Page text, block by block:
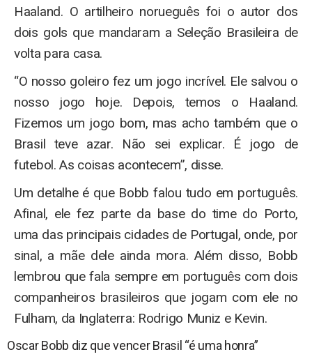
Haaland. O artilheiro norueguês foi o autor dos
dois gols que mandaram a Seleção Brasileira de
volta para casa.
“O nosso goleiro fez um jogo incrível. Ele salvou o
nosso jogo hoje. Depois, temos o Haaland.
Fizemos um jogo bom, mas acho também que o
Brasil teve azar. Não sei explicar. É jogo de
futebol. As coisas acontecem”, disse.
Um detalhe é que Bobb falou tudo em português.
Afinal, ele fez parte da base do time do Porto,
uma das principais cidades de Portugal, onde, por
sinal, a mãe dele ainda mora. Além disso, Bobb
lembrou que fala sempre em português com dois
companheiros brasileiros que jogam com ele no
Fulham, da Inglaterra: Rodrigo Muniz e Kevin.
Oscar Bobb diz que vencer Brasil “é uma honra”